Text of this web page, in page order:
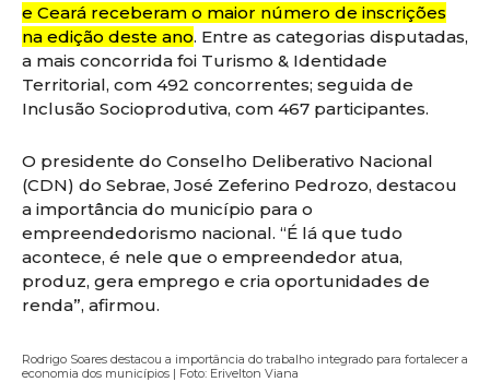
e Ceará receberam o maior número de inscrições
na edição deste ano. Entre as categorias disputadas,
a mais concorrida foi Turismo & Identidade
Territorial, com 492 concorrentes; seguida de
Inclusão Socioprodutiva, com 467 participantes.
O presidente do Conselho Deliberativo Nacional
(CDN) do Sebrae, José Zeferino Pedrozo, destacou
a importância do município para o
empreendedorismo nacional. “É lá que tudo
acontece, é nele que o empreendedor atua,
produz, gera emprego e cria oportunidades de
renda”, afirmou.
Rodrigo Soares destacou a importância do trabalho integrado para fortalecer a
economia dos municípios | Foto: Erivelton Viana